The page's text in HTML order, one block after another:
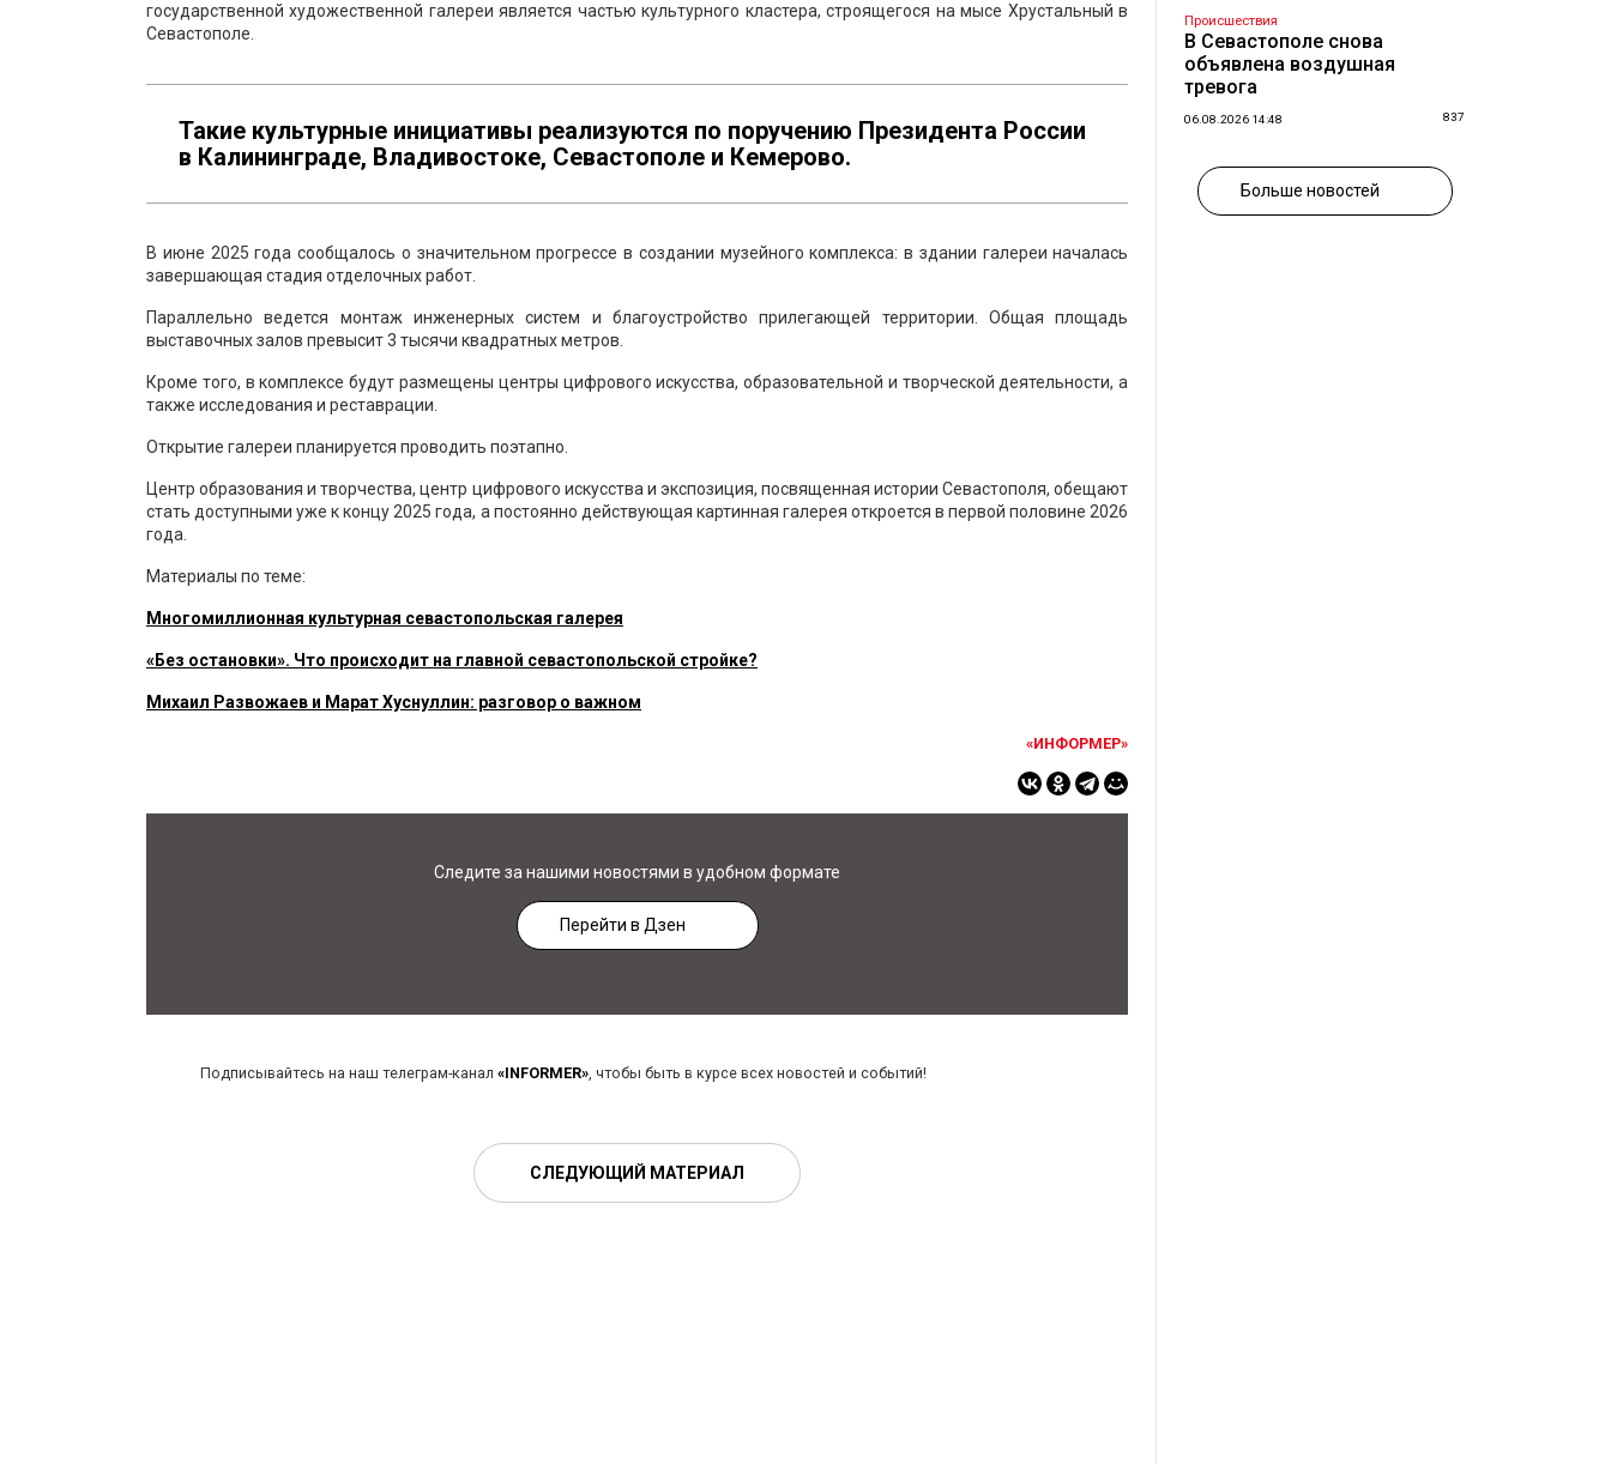
государственной художественной галереи является частью культурного кластера, строящегося на мысе Хрустальный в
Севастополе.
Такие культурные инициативы реализуются по поручению Президента России
в Калининграде, Владивостоке, Севастополе и Кемерово.
В июне 2025 года сообщалось о значительном прогрессе в создании музейного комплекса: в здании галереи началась
завершающая стадия отделочных работ.
Параллельно ведется монтаж инженерных систем и благоустройство прилегающей территории. Общая площадь
выставочных залов превысит 3 тысячи квадратных метров.
Кроме того, в комплексе будут размещены центры цифрового искусства, образовательной и творческой деятельности, а
также исследования и реставрации.
Открытие галереи планируется проводить поэтапно.
Центр образования и творчества, центр цифрового искусства и экспозиция, посвященная истории Севастополя, обещают
стать доступными уже к концу 2025 года, а постоянно действующая картинная галерея откроется в первой половине 2026
года.
Материалы по теме:
Многомиллионная культурная севастопольская галерея
«Без остановки». Что происходит на главной севастопольской стройке?
Михаил Развожаев и Марат Хуснуллин: разговор о важном
«ИНФОРМЕР»
Следите за нашими новостями в удобном формате
Перейти в Дзен
Подписывайтесь на наш телеграм-канал «INFORMER», чтобы быть в курсе всех новостей и событий!
СЛЕДУЮЩИЙ МАТЕРИАЛ
Происшествия
В Севастополе снова
объявлена воздушная
тревога
06.08.2026 14:48 837
Больше новостей